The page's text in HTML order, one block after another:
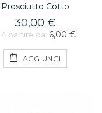
Prosciutto Cotto
30,00 €
A partire da: 6,00 €
AGGIUNGI